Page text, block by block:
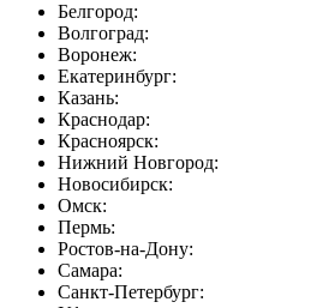
Белгород:
Волгоград:
Воронеж:
Екатеринбург:
Казань:
Краснодар:
Красноярск:
Нижний Новгород:
Новосибирск:
Омск:
Пермь:
Ростов-на-Дону:
Самара:
Санкт-Петербург: